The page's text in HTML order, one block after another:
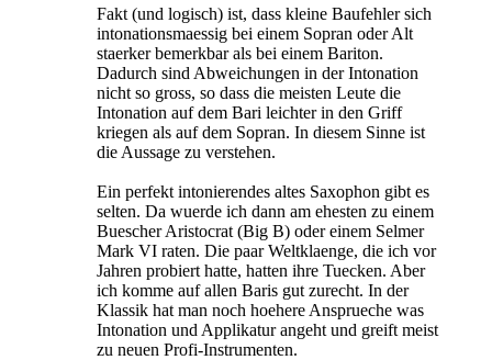
Fakt (und logisch) ist, dass kleine Baufehler sich
intonationsmaessig bei einem Sopran oder Alt
staerker bemerkbar als bei einem Bariton.
Dadurch sind Abweichungen in der Intonation
nicht so gross, so dass die meisten Leute die
Intonation auf dem Bari leichter in den Griff
kriegen als auf dem Sopran. In diesem Sinne ist
die Aussage zu verstehen.
Ein perfekt intonierendes altes Saxophon gibt es
selten. Da wuerde ich dann am ehesten zu einem
Buescher Aristocrat (Big B) oder einem Selmer
Mark VI raten. Die paar Weltklaenge, die ich vor
Jahren probiert hatte, hatten ihre Tuecken. Aber
ich komme auf allen Baris gut zurecht. In der
Klassik hat man noch hoehere Ansprueche was
Intonation und Applikatur angeht und greift meist
zu neuen Profi-Instrumenten.